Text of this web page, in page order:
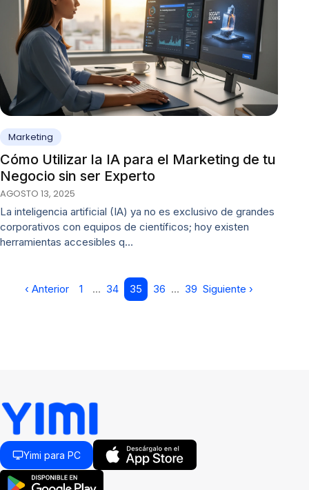
Marketing
Cómo Utilizar la IA para el Marketing de tu
Negocio sin ser Experto
AGOSTO 13, 2025
La inteligencia artificial (IA) ya no es exclusivo de grandes
corporativos con equipos de científicos; hoy existen
herramientas accesibles q…
‹ Anterior 1 … 34 35 36 … 39 Siguiente ›
Yimi para PC